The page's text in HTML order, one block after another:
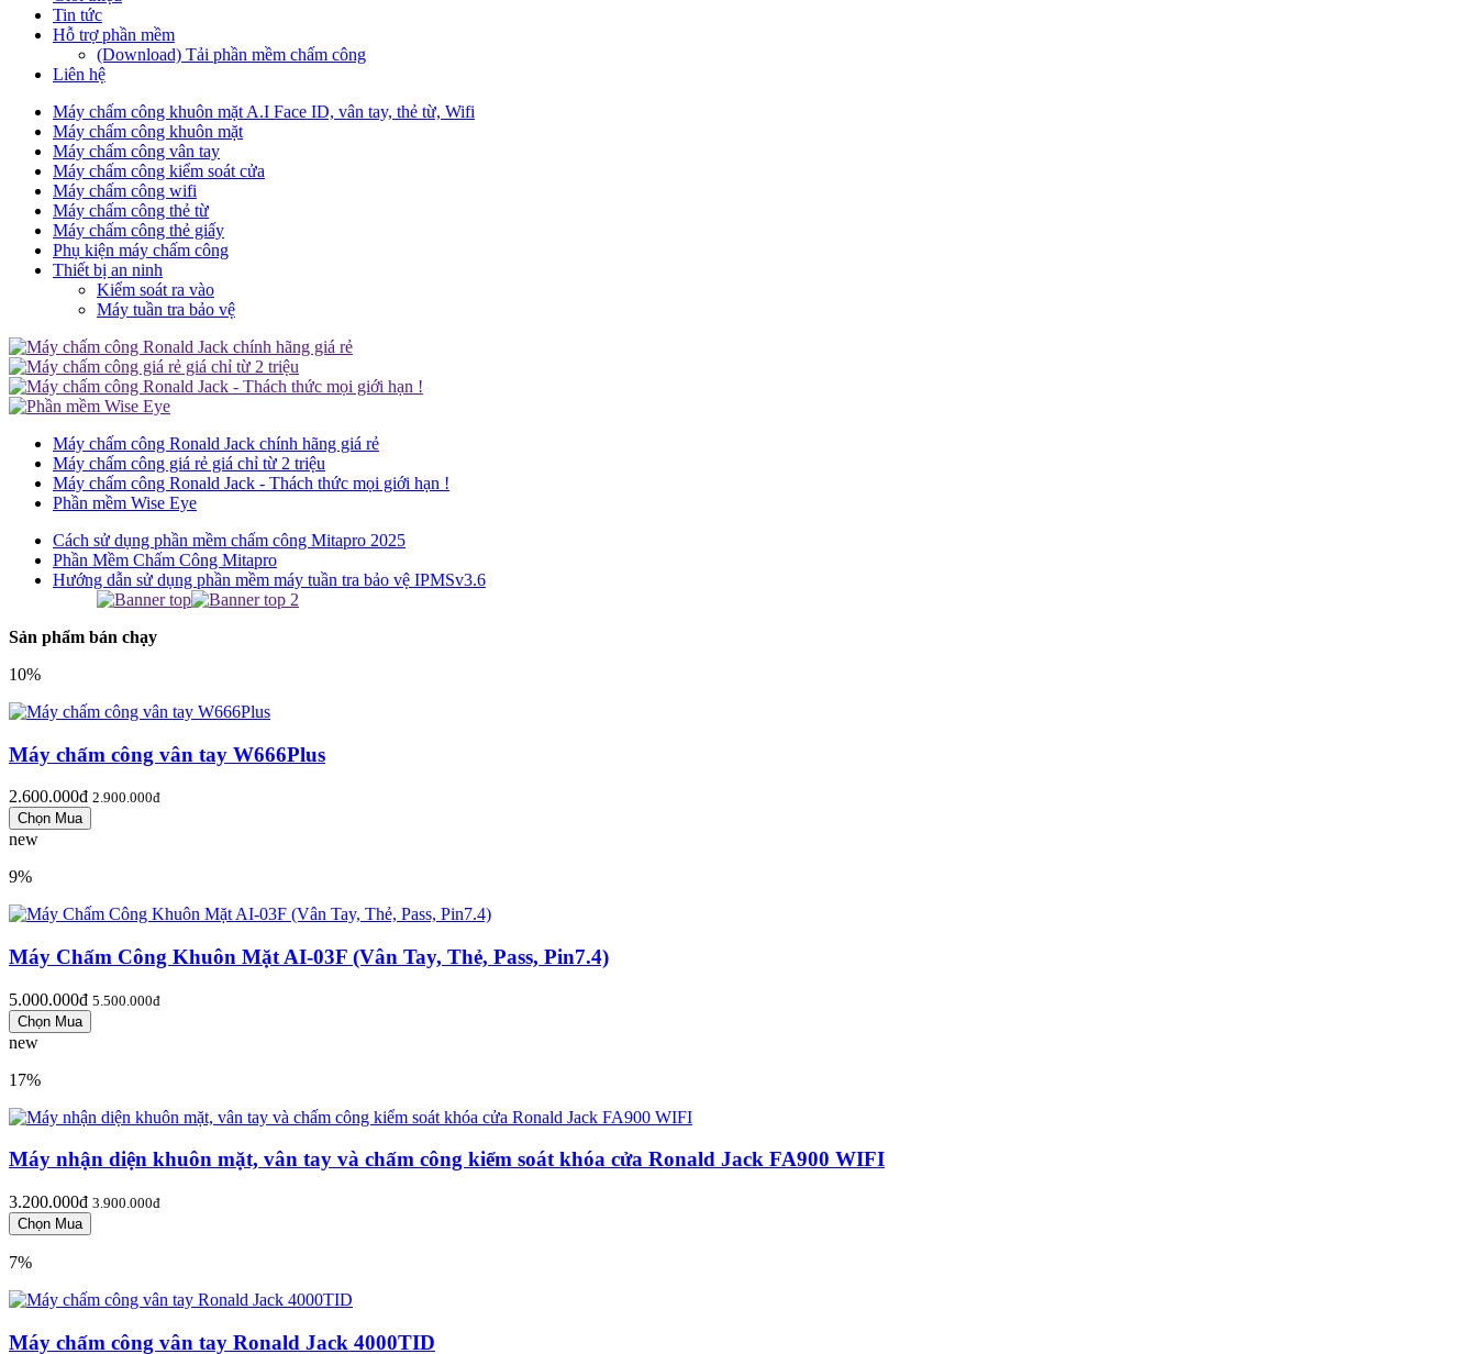
Tin tức
Hỗ trợ phần mềm
(Download) Tải phần mềm chấm công
Liên hệ
Máy chấm công khuôn mặt A.I Face ID, vân tay, thẻ từ, Wifi
Máy chấm công khuôn mặt
Máy chấm công vân tay
Máy chấm công kiểm soát cửa
Máy chấm công wifi
Máy chấm công thẻ từ
Máy chấm công thẻ giấy
Phụ kiện máy chấm công
Thiết bị an ninh
Kiểm soát ra vào
Máy tuần tra bảo vệ
Máy chấm công Ronald Jack chính hãng giá rẻ
Máy chấm công giá rẻ giá chỉ từ 2 triệu
Máy chấm công Ronald Jack - Thách thức mọi giới hạn !
Phần mềm Wise Eye
Cách sử dụng phần mềm chấm công Mitapro 2025
Phần Mềm Chấm Công Mitapro
Hướng dẫn sử dụng phần mềm máy tuần tra bảo vệ IPMSv3.6
Sản phẩm bán chạy
10%
Máy chấm công vân tay W666Plus
2.600.000đ 2.900.000đ
new
9%
Máy Chấm Công Khuôn Mặt AI-03F (Vân Tay, Thẻ, Pass, Pin7.4)
5.000.000đ 5.500.000đ
new
17%
Máy nhận diện khuôn mặt, vân tay và chấm công kiểm soát khóa cửa Ronald Jack FA900 WIFI
3.200.000đ 3.900.000đ
7%
Máy chấm công vân tay Ronald Jack 4000TID